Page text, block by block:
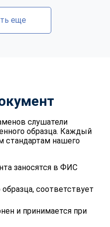
еще
слушатели
образца. Каждый
стандартам нашего
заносятся в ФИС
соответствует
и принимается при